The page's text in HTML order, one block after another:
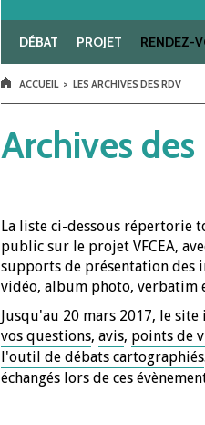
DÉBAT PROJET RENDEZ-
VOUS ÊTES ICI
ACCUEIL > LES ARCHIVES DES RDV
Archives
La liste ci-dessous répertorie
public sur le projet VFCEA,
supports de présentation des
vidéo, album photo, verbatim
Jusqu'au 20 mars 2017, le
vos questions, avis, points de
l'outil de débats cartographiés
échangés lors de ces